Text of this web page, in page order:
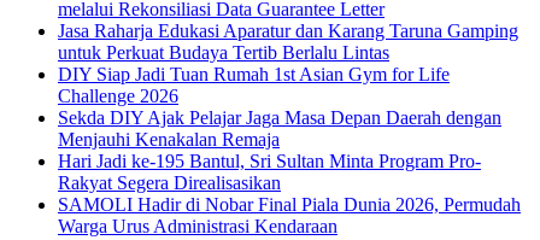
melalui Rekonsiliasi Data Guarantee Letter
Jasa Raharja Edukasi Aparatur dan Karang Taruna Gamping
untuk Perkuat Budaya Tertib Berlalu Lintas
DIY Siap Jadi Tuan Rumah 1st Asian Gym for Life
Challenge 2026
Sekda DIY Ajak Pelajar Jaga Masa Depan Daerah dengan
Menjauhi Kenakalan Remaja
Hari Jadi ke-195 Bantul, Sri Sultan Minta Program Pro-
Rakyat Segera Direalisasikan
SAMOLI Hadir di Nobar Final Piala Dunia 2026, Permudah
Warga Urus Administrasi Kendaraan